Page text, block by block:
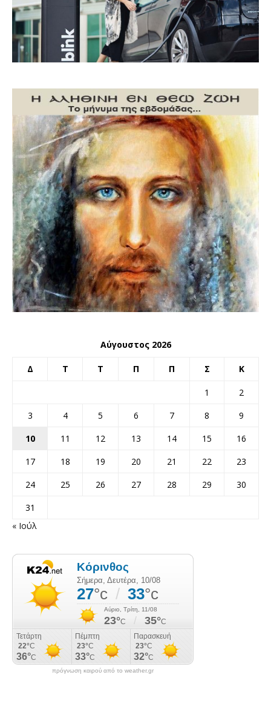
Αύγουστος 2026
Δ Τ Τ Π Π Σ Κ
1
2
3
4 5 6 7 8
9
10
11 12 13 14 15
16
17
18 19 20 21 22
23
24
25 26 27 28 29
30
31
« Ιούλ
πρόγνωση καιρού από το weather.gr